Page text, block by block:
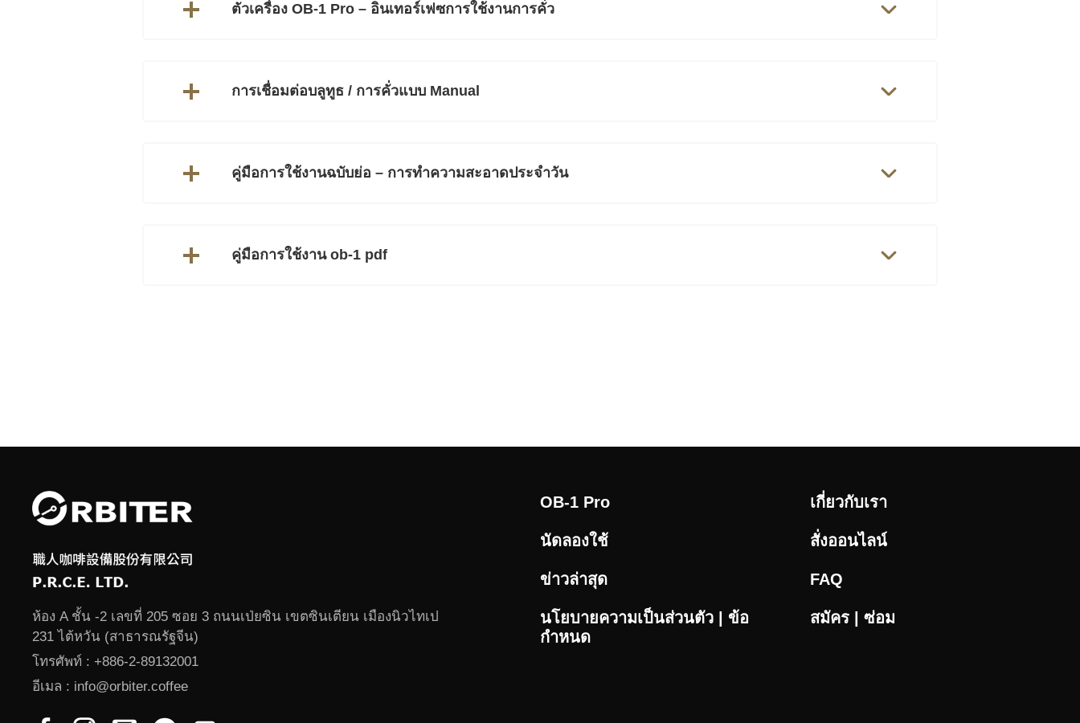
ตัวเครื่อง OB-1 Pro – อินเทอร์เฟซการใช้งานการคั่ว
การเชื่อมต่อบลูทูธ / การคั่วแบบ Manual
คู่มือการใช้งานฉบับย่อ – การทำความสะอาดประจำวัน
คู่มือการใช้งาน ob-1 pdf
OB-1 Pro เกี่ยวกับเรา
นัดลองใช้ สั่งออนไลน์
ข่าวล่าสุด FAQ
นโยบายความเป็นส่วนตัว | ข้อ
กำหนด
สมัคร | ซ่อม
ห้อง A ชั้น -2 เลขที่ 205 ซอย 3 ถนนเป่ยซิน เขตซินเตียน เมืองนิวไทเป
231 ไต้หวัน (สาธารณรัฐจีน)
โทรศัพท์ : +886-2-89132001
อีเมล : info@orbiter.coffee